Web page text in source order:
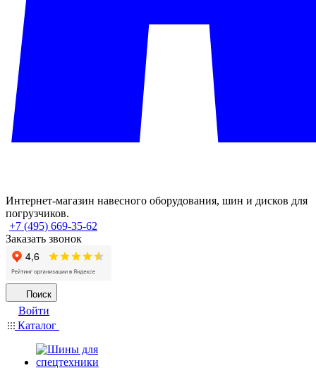
Интернет-магазин навесного оборудования, шин и дисков для
погрузчиков.
+7 (495) 669-35-62
Заказать звонок
Поиск
Войти
Каталог